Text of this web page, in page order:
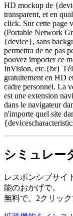
HD mockup de
transparent, et en
click. Sur cette page
(Portable Network
{device}, sans
permettra de ne pas
pouvez importer ce
InVision, etc.{br}
gratuitement en HD
cadre personnel. La
est une extension
dans le navigateur
n'importe quel site
シミュレー
レスポンシブサイ
能のおかげで。
無料で、2クリッ